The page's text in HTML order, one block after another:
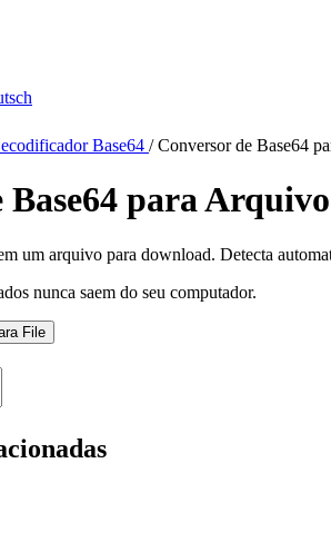
Base64 / Conversor de Base64
Base64 para
um arquivo para download. Detecta
nunca saem do seu computador.
File